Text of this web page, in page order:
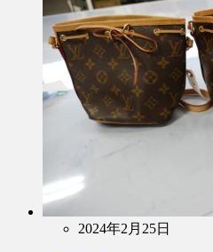
2024年2月25日